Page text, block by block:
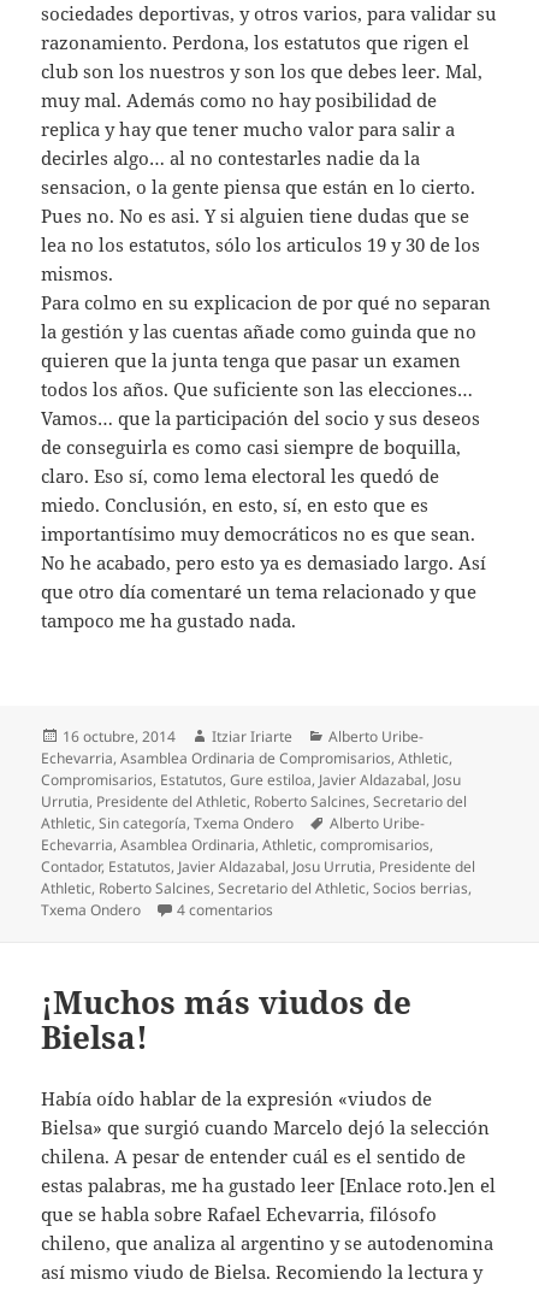
sociedades deportivas, y otros varios, para validar su
razonamiento. Perdona, los estatutos que rigen el
club son los nuestros y son los que debes leer. Mal,
muy mal. Además como no hay posibilidad de
replica y hay que tener mucho valor para salir a
decirles algo… al no contestarles nadie da la
sensacion, o la gente piensa que están en lo cierto.
Pues no. No es asi. Y si alguien tiene dudas que se
lea no los estatutos, sólo los articulos 19 y 30 de los
mismos.
Para colmo en su explicacion de por qué no separan
la gestión y las cuentas añade como guinda que no
quieren que la junta tenga que pasar un examen
todos los años. Que suficiente son las elecciones…
Vamos… que la participación del socio y sus deseos
de conseguirla es como casi siempre de boquilla,
claro. Eso sí, como lema electoral les quedó de
miedo. Conclusión, en esto, sí, en esto que es
importantísimo muy democráticos no es que sean.
No he acabado, pero esto ya es demasiado largo. Así
que otro día comentaré un tema relacionado y que
tampoco me ha gustado nada.
Publicado
el
16 octubre, 2014 Autor
Itziar Iriarte Categorías
Alberto Uribe-
Echevarria,Asamblea Ordinaria de Compromisarios,Athletic,
Compromisarios, Estatutos,Gure estiloa, Javier Aldazabal, Josu
Urrutia, Presidente del Athletic, Roberto Salcines,Secretario del
Athletic,Sin categoría,Txema Ondero Etiquetas
Alberto Uribe-
Echevarria,Asamblea Ordinaria,Athletic,compromisarios,
Contador, Estatutos, Javier Aldazabal, Josu Urrutia, Presidente del
Athletic, Roberto Salcines,Secretario del Athletic,Socios berrias,
Txema Ondero
4 comentarios
¡Muchos más viudos de
Bielsa!
Había oído hablar de la expresión «viudos de
Bielsa» que surgió cuando Marcelo dejó la selección
chilena. A pesar de entender cuál es el sentido de
estas palabras, me ha gustado leer [Enlace roto.]en el
que se habla sobre Rafael Echevarria, filósofo
chileno, que analiza al argentino y se autodenomina
así mismo viudo de Bielsa. Recomiendo la lectura y